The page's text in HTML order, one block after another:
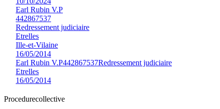
Earl Rubin V.P
442867537
Redressement judiciaire
Etrelles
Ille-et-Vilaine
16/05/2014
Earl Rubin V.P442867537Redressement judiciaire
Etrelles
16/05/2014
Procedurecollective